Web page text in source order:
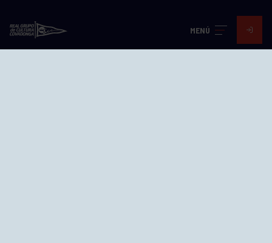
MENÚ
Avd. Jesús Revuelta, 2 33204
Gijón - Asturias